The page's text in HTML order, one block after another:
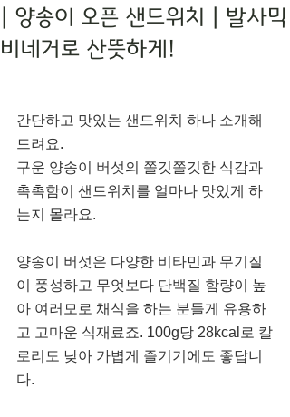
| 양송이 오픈 샌드위치 | 발사믹
비네거로 산뜻하게!
간단하고 맛있는 샌드위치 하나 소개해
드려요.
구운 양송이 버섯의 쫄깃쫄깃한 식감과
촉촉함이 샌드위치를 얼마나 맛있게 하
는지 몰라요.
양송이 버섯은 다양한 비타민과 무기질
이 풍성하고 무엇보다 단백질 함량이 높
아 여러모로 채식을 하는 분들게 유용하
고 고마운 식재료죠. 100g당 28kcal로 칼
로리도 낮아 가볍게 즐기기에도 좋답니
다.